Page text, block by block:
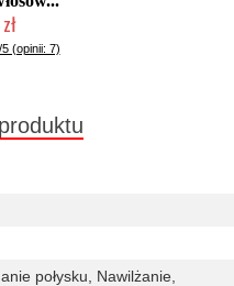
w 24h)
5 (opinii: 7)
połysku, Nawilżanie,